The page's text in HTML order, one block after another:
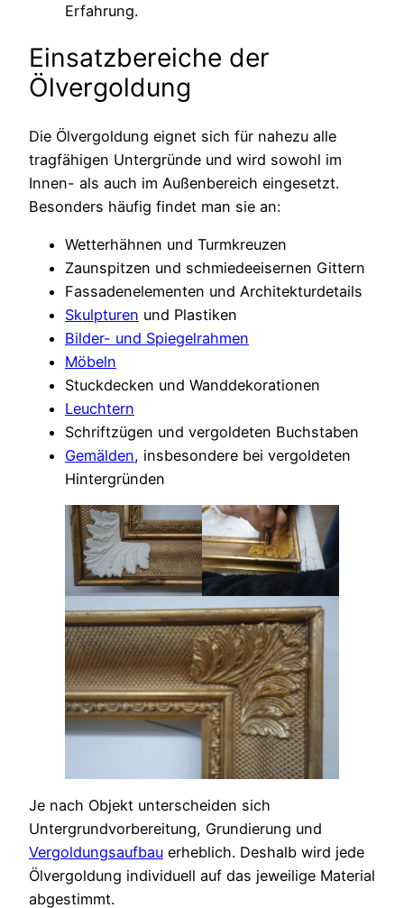
Erfahrung.
Einsatzbereiche der
Ölvergoldung
Die Ölvergoldung eignet sich für nahezu alle
tragfähigen Untergründe und wird sowohl im
Innen- als auch im Außenbereich eingesetzt.
Besonders häufig findet man sie an:
Wetterhähnen und Turmkreuzen
Zaunspitzen und schmiedeeisernen Gittern
Fassadenelementen und Architekturdetails
Skulpturen und Plastiken
Bilder- und Spiegelrahmen
Möbeln
Stuckdecken und Wanddekorationen
Leuchtern
Schriftzügen und vergoldeten Buchstaben
Gemälden, insbesondere bei vergoldeten
Hintergründen
Je nach Objekt unterscheiden sich
Untergrundvorbereitung, Grundierung und
Vergoldungsaufbau erheblich. Deshalb wird jede
Ölvergoldung individuell auf das jeweilige Material
abgestimmt.